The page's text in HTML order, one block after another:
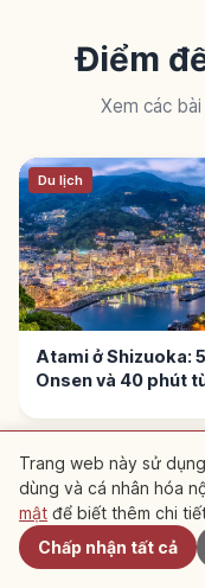
Điểm
Xem các
Du lịch
Atami ở Shizuoka:
Onsen và 40 phút
ĐỌC TIẾP →
Trang web này sử
dùng và cá nhân hóa
mật để biết thêm chi
Chấp nhận tất cả